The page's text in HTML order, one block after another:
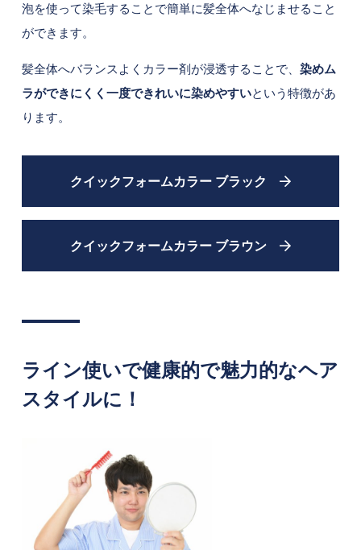
泡を使って染毛することで簡単に髪全体へなじませること
ができます。
髪全体へバランスよくカラー剤が浸透することで、 染めム
ラができにくく一度できれいに染めやすいという特徴があ
ります。
クイックフォームカラー ブラック
クイックフォームカラー ブラウン
ライン使いで健康的で魅力的なヘア
スタイルに！